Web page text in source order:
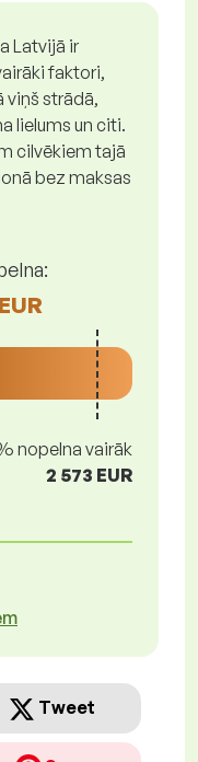
Latvijā ir
faktori,
viņš strādā,
lielums un citi.
cilvēkiem tajā
bez maksas
nopelna vairāk
2 573 EUR
Tweet